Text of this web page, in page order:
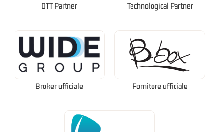
OTT Partner Technological Partner
Broker ufficiale Fornitore ufficiale